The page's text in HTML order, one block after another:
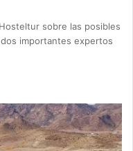
sobre las posibles
importantes expertos